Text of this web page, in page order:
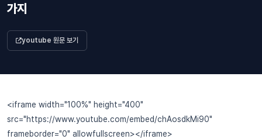
가지
youtube 원문 보기
<iframe width="100%" height="400"
src="https://www.youtube.com/embed/chAosdkMi90"
frameborder="0" allowfullscreen></iframe>